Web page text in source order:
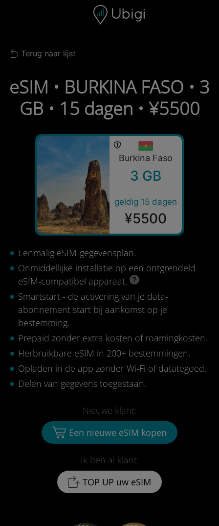
Navigatiebalk Voettekst
Back to list
Terug naar lijst
eSIM • BURKINA FASO • 3
GB • 15 dagen • ¥5500
Burkina Faso
3 GB
geldig 15 dagen
¥5500
Eenmalig eSIM-gegevensplan.
Onmiddellijke installatie op een ontgrendeld
eSIM-compatibel apparaat.
Smartstart - de activering van je data-
abonnement start bij aankomst op je
bestemming.
Prepaid zonder extra kosten of roamingkosten.
Herbruikbare eSIM in 200+ bestemmingen.
Opladen in de app zonder Wi-Fi of datategoed.
Delen van gegevens toegestaan.
Ik ben al klant:
TOP UP uw eSIM
Nieuwe klant:
Een nieuwe eSIM kopen